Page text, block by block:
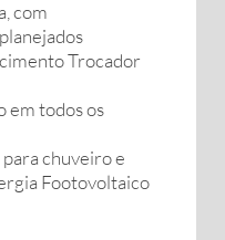
com
Trocador
em todos os
chuveiro e
Footovoltaico